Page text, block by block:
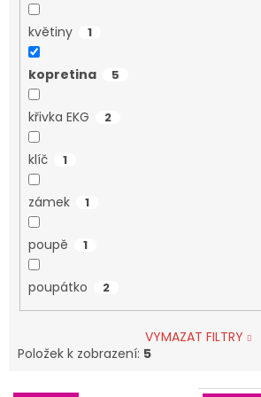
květiny 1
kopretina 5
křivka EKG 2
klíč 1
zámek 1
poupě 1
poupátko 2
VYMAZAT FILTRY
Položek k zobrazení: 5